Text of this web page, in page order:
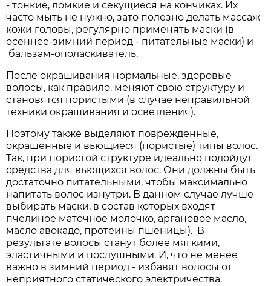
- тонкие, ломкие и секущиеся на кончиках. Их
часто мыть не нужно, зато полезно делать массаж
кожи головы, регулярно применять маски (в
осеннее-зимний период - питательные маски) и
бальзам-ополаскиватель.
После окрашивания нормальные, здоровые
волосы, как правило, меняют свою структуру и
становятся пористыми (в случае неправильной
техники окрашивания и осветления).
Поэтому также выделяют поврежденные,
окрашенные и вьющиеся (пористые) типы волос.
Так, при пористой структуре идеально подойдут
средства для вьющихся волос. Они должны быть
достаточно питательными, чтобы максимально
напитать волос изнутри. В данном случае лучше
выбирать маски, в состав которых входят
пчелиное маточное молочко, аргановое масло,
масло авокадо, протеины пшеницы). В
результате волосы станут более мягкими,
эластичными и послушными. И, что не менее
важно в зимний период - избавят волосы от
неприятного статического электричества.